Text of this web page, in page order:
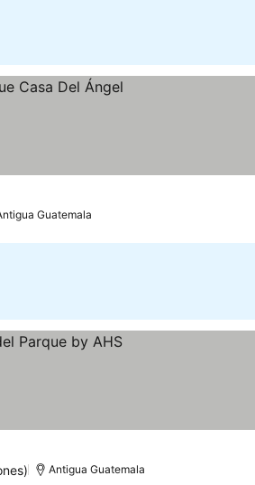
Guatemala
Antigua Guatemala